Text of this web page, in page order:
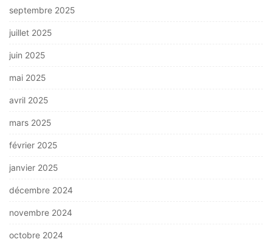
septembre 2025
juillet 2025
juin 2025
mai 2025
avril 2025
mars 2025
février 2025
janvier 2025
décembre 2024
novembre 2024
octobre 2024